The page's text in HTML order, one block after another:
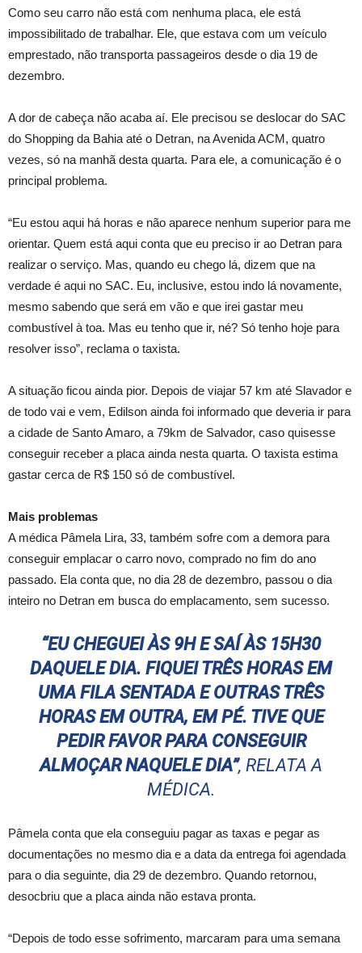
Como seu carro não está com nenhuma placa, ele está
impossibilitado de trabalhar. Ele, que estava com um veículo
emprestado, não transporta passageiros desde o dia 19 de
dezembro.
A dor de cabeça não acaba aí. Ele precisou se deslocar do SAC
do Shopping da Bahia até o Detran, na Avenida ACM, quatro
vezes, só na manhã desta quarta. Para ele, a comunicação é o
principal problema.
“Eu estou aqui há horas e não aparece nenhum superior para me
orientar. Quem está aqui conta que eu preciso ir ao Detran para
realizar o serviço. Mas, quando eu chego lá, dizem que na
verdade é aqui no SAC. Eu, inclusive, estou indo lá novamente,
mesmo sabendo que será em vão e que irei gastar meu
combustível à toa. Mas eu tenho que ir, né? Só tenho hoje para
resolver isso”, reclama o taxista.
A situação ficou ainda pior. Depois de viajar 57 km até Slavador e
de todo vai e vem, Edilson ainda foi informado que deveria ir para
a cidade de Santo Amaro, a 79km de Salvador, caso quisesse
conseguir receber a placa ainda nesta quarta. O taxista estima
gastar cerca de R$ 150 só de combustível.
Mais problemas
A médica Pâmela Lira, 33, também sofre com a demora para
conseguir emplacar o carro novo, comprado no fim do ano
passado. Ela conta que, no dia 28 de dezembro, passou o dia
inteiro no Detran em busca do emplacamento, sem sucesso.
“EU CHEGUEI ÀS 9H E SAÍ ÀS 15H30
DAQUELE DIA. FIQUEI TRÊS HORAS EM
UMA FILA SENTADA E OUTRAS TRÊS
HORAS EM OUTRA, EM PÉ. TIVE QUE
PEDIR FAVOR PARA CONSEGUIR
ALMOÇAR NAQUELE DIA”, RELATA A
MÉDICA.
Pâmela conta que ela conseguiu pagar as taxas e pegar as
documentações no mesmo dia e a data da entrega foi agendada
para o dia seguinte, dia 29 de dezembro. Quando retornou,
desocbriu que a placa ainda não estava pronta.
“Depois de todo esse sofrimento, marcaram para uma semana